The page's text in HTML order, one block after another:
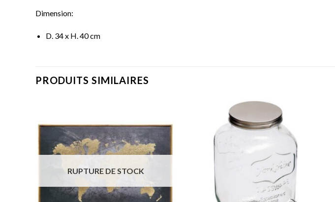
Dimension:
D. 34 x H. 40 cm
PRODUITS SIMILAIRES
RUPTURE DE STOCK